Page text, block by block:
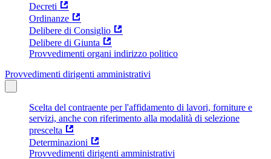
Decreti
Ordinanze
Delibere di Consiglio
Delibere di Giunta
Provvedimenti organi indirizzo politico
Provvedimenti dirigenti amministrativi
Scelta del contraente per l'affidamento di lavori, forniture e
servizi, anche con riferimento alla modalità di selezione
prescelta
Determinazioni
Provvedimenti dirigenti amministrativi